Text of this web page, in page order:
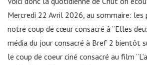
Mercredi 22 Avril 2026, au sommaire: les
notre coup de cœur consacré à “Elles
média du jour consacré à Bref 2 bientôt
le coup de coeur ciné consacré au film